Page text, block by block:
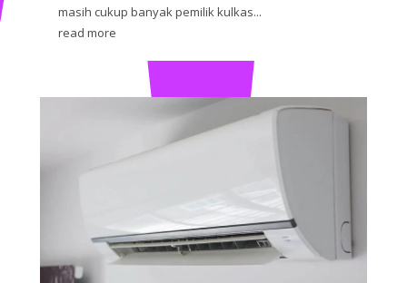
masih cukup banyak pemilik kulkas...
read more